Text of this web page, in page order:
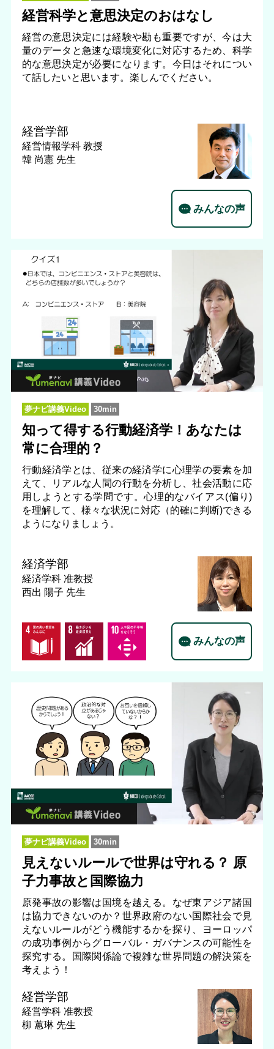
経営科学と意思決定のおはなし
経営の意思決定には経験や勘も重要ですが、今は大
量のデータと急速な環境変化に対応するため、科学
的な意思決定が必要になります。今日はそれについ
て話したいと思います。楽しんでください。
経営学部
経営情報学科 教授
韓 尚憲 先生
みんなの声
夢ナビ講義Video 30min
知って得する行動経済学！あなたは
常に合理的？
行動経済学とは、従来の経済学に心理学の要素を加
えて、リアルな人間の行動を分析し、社会活動に応
用しようとする学問です。心理的なバイアス(偏り)
を理解して、様々な状況に対応（的確に判断)できる
ようになりましょう。
経済学部
経済学科 准教授
西出 陽子 先生
みんなの声
夢ナビ講義Video 30min
見えないルールで世界は守れる？ 原
子力事故と国際協力
原発事故の影響は国境を越える。なぜ東アジア諸国
は協力できないのか？世界政府のない国際社会で見
えないルールがどう機能するかを探り、ヨーロッパ
の成功事例からグローバル・ガバナンスの可能性を
探究する。国際関係論で複雑な世界問題の解決策を
考えよう！
経営学部
経営学科 准教授
柳 蕙琳 先生